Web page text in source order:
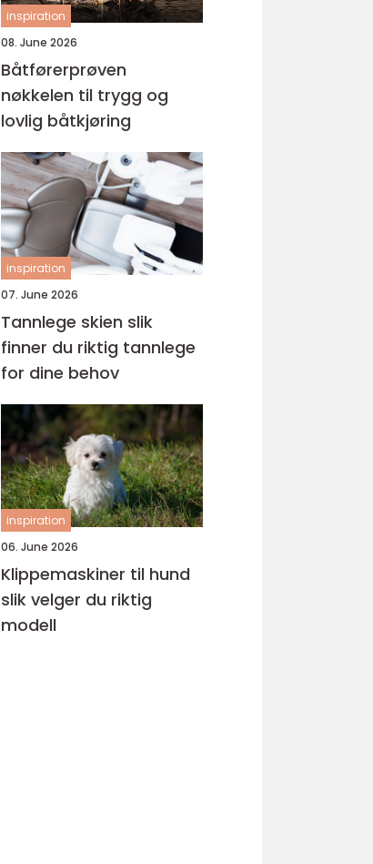
inspiration
08. June 2026
Båtførerprøven
nøkkelen til trygg og
lovlig båtkjøring
inspiration
07. June 2026
Tannlege skien slik
finner du riktig tannlege
for dine behov
inspiration
06. June 2026
Klippemaskiner til hund
slik velger du riktig
modell